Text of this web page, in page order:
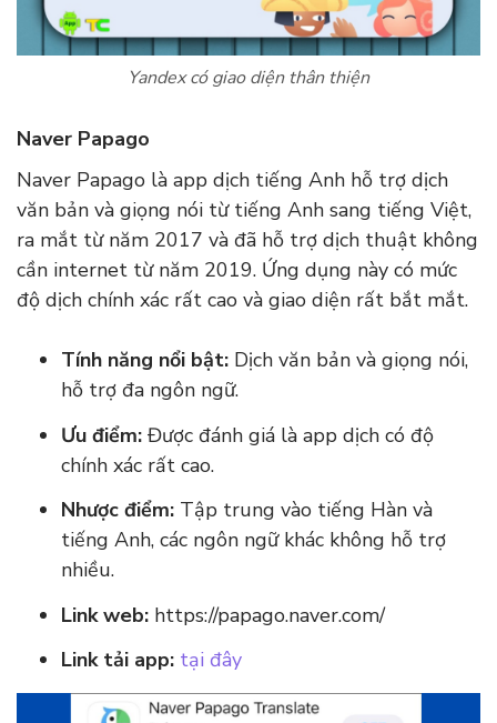
Yandex có giao diện thân thiện
Naver Papago
Naver Papago là app dịch tiếng Anh hỗ trợ dịch
văn bản và giọng nói từ tiếng Anh sang tiếng Việt,
ra mắt từ năm 2017 và đã hỗ trợ dịch thuật không
cần internet từ năm 2019. Ứng dụng này có mức
độ dịch chính xác rất cao và giao diện rất bắt mắt.
Tính năng nổi bật: Dịch văn bản và giọng nói,
hỗ trợ đa ngôn ngữ.
Ưu điểm: Được đánh giá là app dịch có độ
chính xác rất cao.
Nhược điểm: Tập trung vào tiếng Hàn và
tiếng Anh, các ngôn ngữ khác không hỗ trợ
nhiều.
Link web: https://papago.naver.com/
Link tải app: tại đây